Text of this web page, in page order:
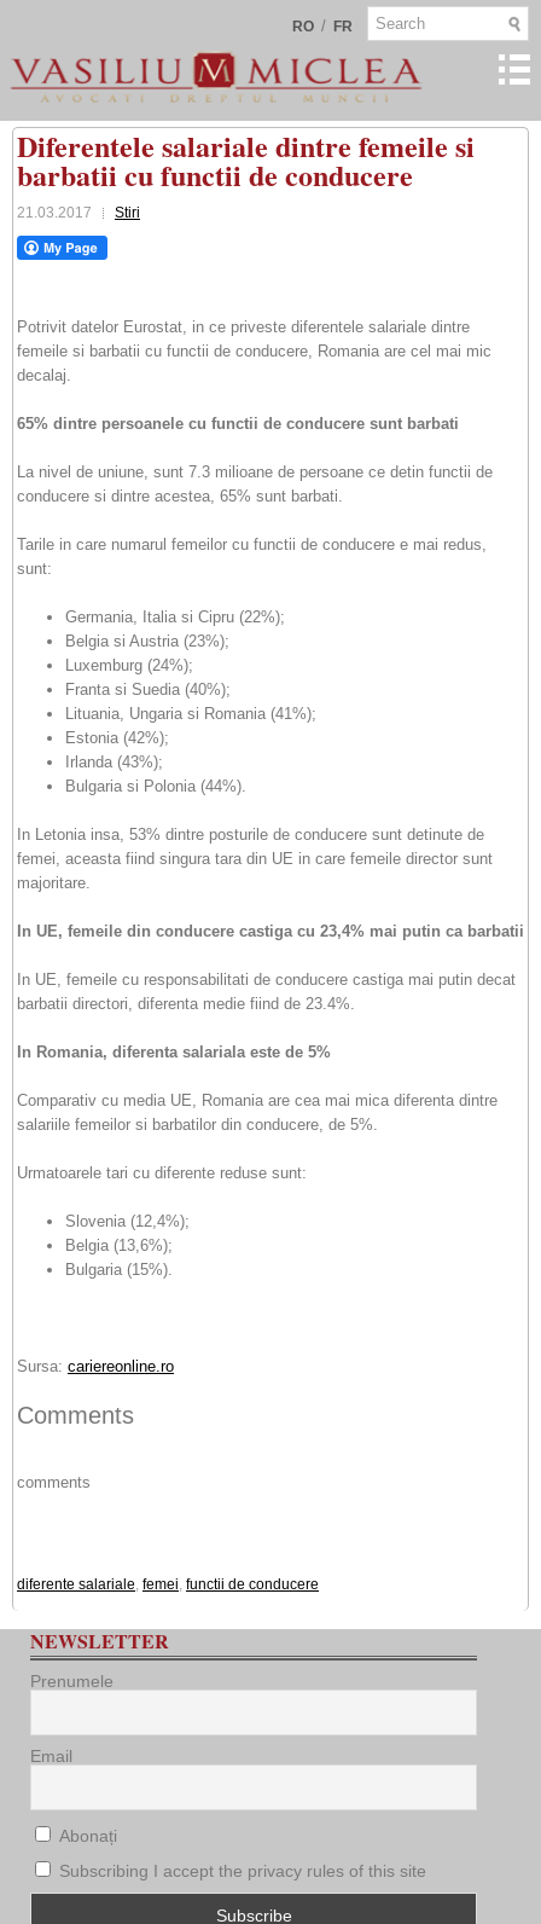
RO / FR
Diferentele salariale dintre femeile si
barbatii cu functii de conducere
21.03.2017 Stiri
Potrivit datelor Eurostat, in ce priveste diferentele salariale dintre
femeile si barbatii cu functii de conducere, Romania are cel mai mic
decalaj.
65% dintre persoanele cu functii de conducere sunt barbati
La nivel de uniune, sunt 7.3 milioane de persoane ce detin functii de
conducere si dintre acestea, 65% sunt barbati.
Tarile in care numarul femeilor cu functii de conducere e mai redus,
sunt:
Germania, Italia si Cipru (22%);
Belgia si Austria (23%);
Luxemburg (24%);
Franta si Suedia (40%);
Lituania, Ungaria si Romania (41%);
Estonia (42%);
Irlanda (43%);
Bulgaria si Polonia (44%).
In Letonia insa, 53% dintre posturile de conducere sunt detinute de
femei, aceasta fiind singura tara din UE in care femeile director sunt
majoritare.
In UE, femeile din conducere castiga cu 23,4% mai putin ca barbatii
In UE, femeile cu responsabilitati de conducere castiga mai putin decat
barbatii directori, diferenta medie fiind de 23.4%.
In Romania, diferenta salariala este de 5%
Comparativ cu media UE, Romania are cea mai mica diferenta dintre
salariile femeilor si barbatilor din conducere, de 5%.
Urmatoarele tari cu diferente reduse sunt:
Slovenia (12,4%);
Belgia (13,6%);
Bulgaria (15%).
Sursa: cariereonline.ro
Comments
comments
diferente salariale, femei, functii de conducere
NEWSLETTER
Prenumele
Email
Abonați
Subscribing I accept the privacy rules of this site